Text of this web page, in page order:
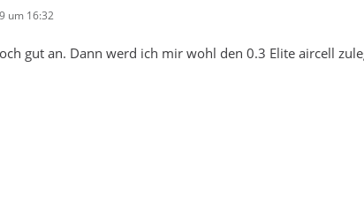
um 16:32
gut an. Dann werd ich mir wohl den 0.3 Elite aircell